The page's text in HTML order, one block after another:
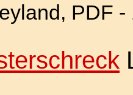
PDF -